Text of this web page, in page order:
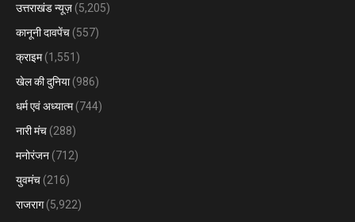
उत्तराखंड न्यूज़ (5,205)
कानूनी दावपेंच (557)
क्राइम(1,551)
खेल की दुनिया(986)
धर्म एवं अध्यात्म(744)
नारी मंच (288)
मनोरंजन (712)
युवमंच (216)
राजराग(5,922)